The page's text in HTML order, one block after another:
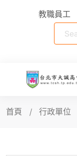
教職員工
首頁 行政單位